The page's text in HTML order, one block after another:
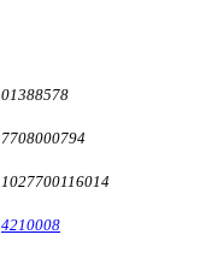
01388578
7708000794
1027700116014
4210008